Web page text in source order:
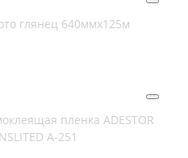
глянец 640ммх125м
пленка ADESTOR
A-251